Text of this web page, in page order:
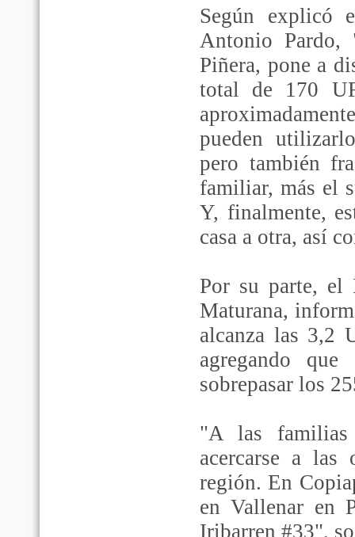
Según explicó
Antonio Pardo,
Piñera, pone a
total de 170
pueden
pero también
familiar, más el
Y, finalmente,
casa a otra, así
Por su parte, el
Maturana,
alcanza las 3,2
agregando
sobrepasar los
"A las familias
acercarse a
región. En
en Vallenar en
Iribarren #33",